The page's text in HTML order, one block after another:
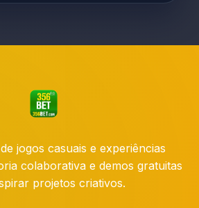
jogos casuais e experiências
colaborativa e demos gratuitas
projetos criativos.